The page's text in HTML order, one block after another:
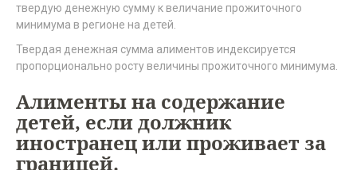
твердую денежную сумму к величание прожиточного
минимума в регионе на детей.
Твердая денежная сумма алиментов индексируется
пропорционально росту величины прожиточного минимума.
Алименты на содержание
детей, если должник
иностранец или проживает за
границей.